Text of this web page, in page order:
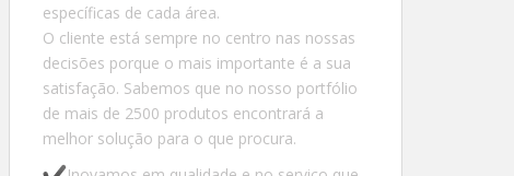
específicas de cada área.
O cliente está sempre no centro nas nossas
decisões porque o mais importante é a sua
satisfação. Sabemos que no nosso portfólio
de mais de 2500 produtos encontrará a
melhor solução para o que procura.